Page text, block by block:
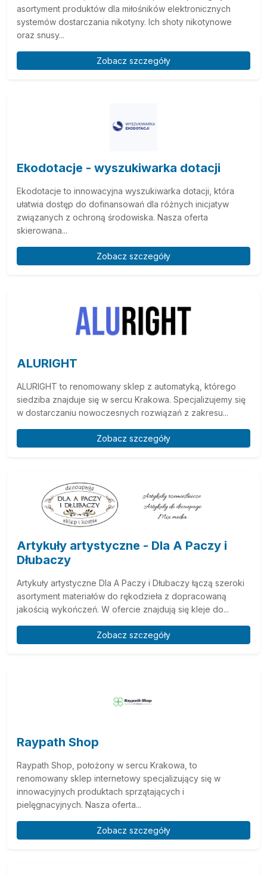
asortyment produktów dla miłośników elektronicznych
systemów dostarczania nikotyny. Ich shoty nikotynowe
oraz snusy...
Zobacz szczegóły
Ekodotacje - wyszukiwarka dotacji
Ekodotacje to innowacyjna wyszukiwarka dotacji, która
ułatwia dostęp do dofinansowań dla różnych inicjatyw
związanych z ochroną środowiska. Nasza oferta
skierowana...
Zobacz szczegóły
ALURIGHT
ALURIGHT to renomowany sklep z automatyką, którego
siedziba znajduje się w sercu Krakowa. Specjalizujemy się
w dostarczaniu nowoczesnych rozwiązań z zakresu...
Zobacz szczegóły
Artykuły artystyczne - Dla A Paczy i
Dłubaczy
Artykuły artystyczne Dla A Paczy i Dłubaczy łączą szeroki
asortyment materiałów do rękodzieła z dopracowaną
jakością wykończeń. W ofercie znajdują się kleje do...
Zobacz szczegóły
Raypath Shop
Raypath Shop, położony w sercu Krakowa, to
renomowany sklep internetowy specjalizujący się w
innowacyjnych produktach sprzątających i
pielęgnacyjnych. Nasza oferta...
Zobacz szczegóły